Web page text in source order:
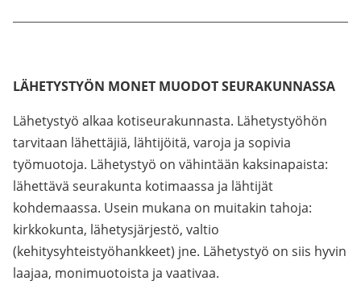
LÄHETYSTYÖN MONET MUODOT SEURAKUNNASSA
Lähetystyö alkaa kotiseurakunnasta. Lähetystyöhön
tarvitaan lähettäjiä, lähtijöitä, varoja ja sopivia
työmuotoja. Lähetystyö on vähintään kaksinapaista:
lähettävä seurakunta kotimaassa ja lähtijät
kohdemaassa. Usein mukana on muitakin tahoja:
kirkkokunta, lähetysjärjestö, valtio
(kehitysyhteistyöhankkeet) jne. Lähetystyö on siis hyvin
laajaa, monimuotoista ja vaativaa.